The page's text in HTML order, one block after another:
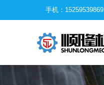
手机：15259539869